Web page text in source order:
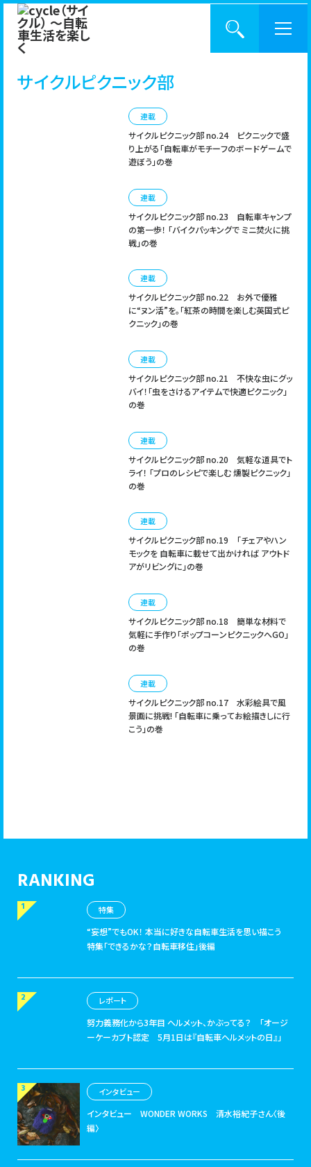
cycleとは？
記事一覧
バックナンバー
入手方法
サポーター制度
広告掲載について｜お問い合わせ
グルメ ピクニック
サイクルピクニック部
連載
サイクルピクニック部 no.24
ピクニックで盛
り上がる「自転車がモチーフのボードゲームで
遊ぼう」の巻
連載
サイクルピクニック部 no.23 自転車キャンプ
の第一歩！ 「バイクパッキングで ミニ焚火に挑
戦」の巻
連載
サイクルピクニック部 no.22 お外で優雅
に“ヌン活”を。「紅茶の時間を楽しむ英国式ピ
クニック」の巻
連載
サイクルピクニック部 no.21 不快な虫にグッ
バイ！「虫をさけるアイテムで快適ピクニック」
の巻
連載
サイクルピクニック部 no.20 気軽な道具でト
ライ！ 「プロのレシピで楽しむ 燻製ピクニック」
の巻
連載
サイクルピクニック部 no.19 「チェアやハン
モックを 自転車に載せて出かければ アウトド
アがリビングに」の巻
連載
サイクルピクニック部 no.18 簡単な材料で
気軽に手作り「ポップコーンピクニックへGO」
の巻
連載
サイクルピクニック部 no.17 水彩絵具で風
景画に挑戦! 「自転車に乗ってお絵描きしに行
こう」の巻
RANKING
特集
“妄想”でもOK！ 本当に好きな自転車生活を思い描こう
特集「できるかな？自転車移住」後編
レポート
努力義務化から3年目 ヘルメット、かぶってる？ 「オージ
ーケーカブト認定 5月1日は『自転車ヘルメットの日』」
インタビュー
インタビュー WONDER WORKS 清水裕紀子さん〈後
編〉